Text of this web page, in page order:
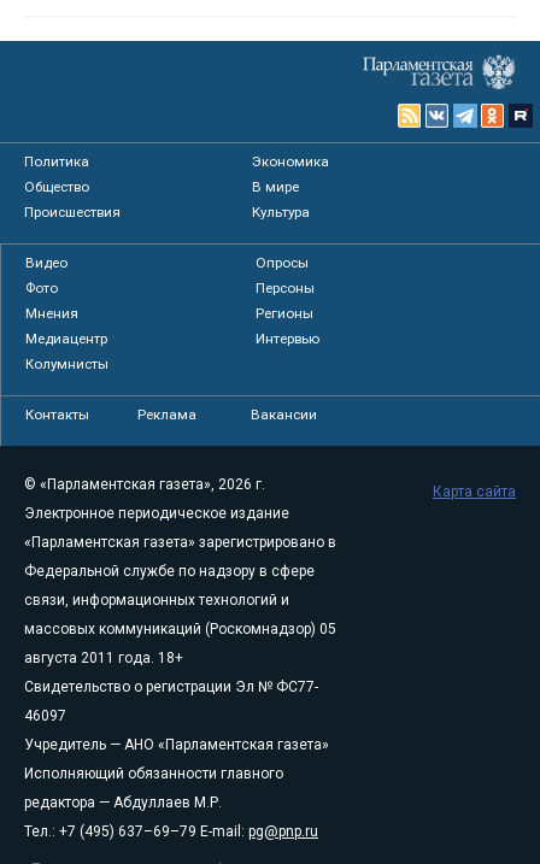
Политика
Экономика
Общество
В мире
Происшествия
Культура
Видео
Опросы
Фото
Персоны
Мнения
Регионы
Медиацентр
Интервью
Колумнисты
Контакты Реклама Вакансии
© «Парламентская газета», 2026 г.
Электронное периодическое издание
«Парламентская газета» зарегистрировано в
Федеральной службе по надзору в сфере
связи, информационных технологий и
массовых коммуникаций (Роскомнадзор) 05
августа 2011 года. 18+
Свидетельство о регистрации Эл № ФС77-
46097
Учредитель — АНО «Парламентская газета»
Исполняющий обязанности главного
редактора — Абдуллаев М.Р.
Тел.: +7 (495) 637–69–79 E-mail: pg@pnp.ru
Карта сайта